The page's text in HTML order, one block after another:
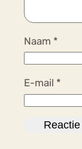
Naam *
E-mail *